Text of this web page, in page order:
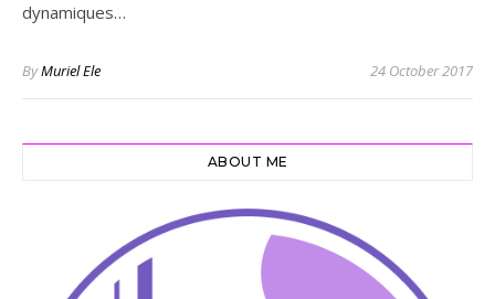
dynamiques…
ByMuriel Ele 24 October 2017
ABOUT ME